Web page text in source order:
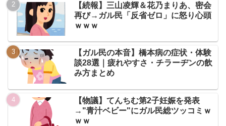
【続報】三山凌輝＆花乃まりあ、密会
再び→ガル民「反省ゼロ」に怒り心頭
ｗｗｗ
【ガル民の本音】橋本病の症状・体験
談28選｜疲れやすさ・チラーヂンの飲
み方まとめ
【物議】てんちむ第2子妊娠を発表
→"青汁ベビー"にガル民総ツッコミｗ
ｗｗ